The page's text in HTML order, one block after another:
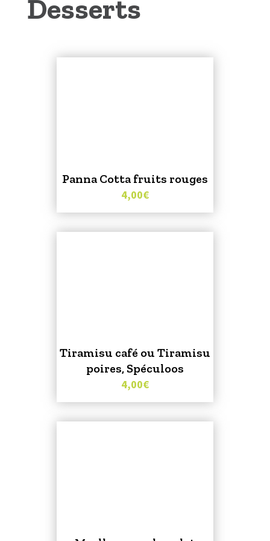
Desserts
Panna Cotta fruits rouges
4,00€
Tiramisu café ou Tiramisu
poires, Spéculoos
4,00€